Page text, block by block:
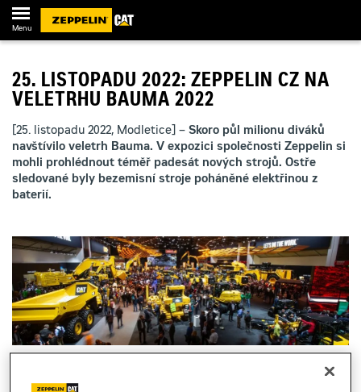
Menu
25. LISTOPADU 2022: ZEPPELIN CZ NA
VELETRHU BAUMA 2022
[25. listopadu 2022, Modletice] – Skoro půl milionu diváků
navštívilo veletrh Bauma. V expozici společnosti Zeppelin si
mohli prohlédnout téměř padesát nových strojů. Ostře
sledované byly bezemisní stroje poháněné elektřinou z
baterií.
Po třech a půl letech se na mnichovském výstavišti Messe